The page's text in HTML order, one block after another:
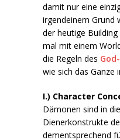
damit nur eine
irgendeinem Grund
der heutige
mal mit einem
die Regeln des
wie sich das Ganze
I.) Character
Dämonen sind in
Dienerkonstrukte
dementsprechend